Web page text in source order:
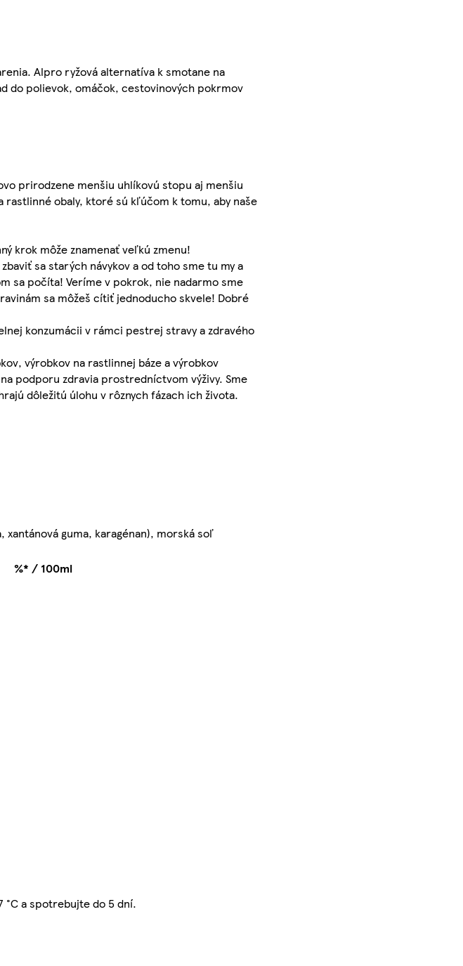
Alpro ryžová alternatíva k smotane na
do polievok, omáčok, cestovinových pokrmov
prirodzene menšiu uhlíkovú stopu aj menšiu
obaly, ktoré sú kľúčom k tomu, aby naše
krok môže znamenať veľkú zmenu!
sa starých návykov a od toho sme tu my a
sa počíta! Veríme v pokrok, nie nadarmo sme
sa môžeš cítiť jednoducho skvele! Dobré
konzumácii v rámci pestrej stravy a zdravého
výrobkov na rastlinnej báze a výrobkov
podporu zdravia prostredníctvom výživy. Sme
dôležitú úlohu v rôznych fázach ich života.
guma, karagénan), morská soľ
%* / 100ml
°C a spotrebujte do 5 dní.